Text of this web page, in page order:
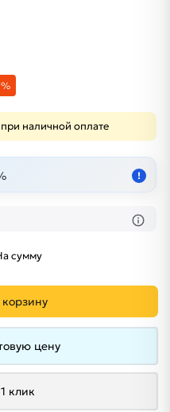
наличной оплате
!
сумму
цену
клик